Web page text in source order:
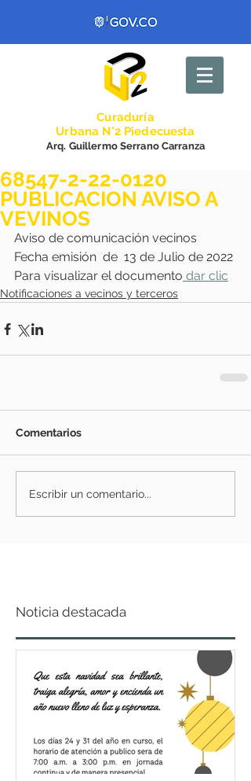
Curaduría
Urbana N°2 Piedecuesta
Arq. Guillermo Serrano Carranza
68547-2-22-0120
PUBLICACION AVISO A
VEVINOS
Aviso de comunicación vecinos
Fecha emisión  de  13 de Julio de 2022
Para visualizar el documento dar clic
Notificaciones a vecinos y terceros
Comentarios
Escribir un comentario...
Noticia destacada